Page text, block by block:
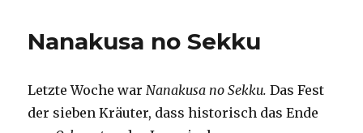
Nanakusa no Sekku
Letzte Woche warNanakusa no Sekku. Das Fest
der sieben Kräuter, dass historisch das Ende